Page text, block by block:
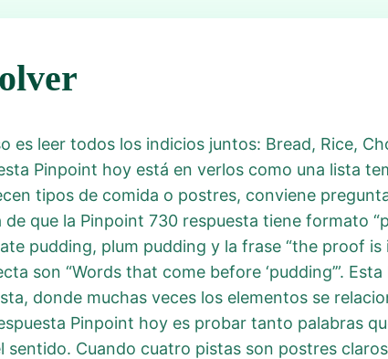
es leer todos los indicios juntos: Bread, Rice,
Pinpoint hoy está en verlos como una lista
tipos de comida o postres, conviene
que la Pinpoint 730 respuesta tiene formato
pudding, plum pudding y la frase “the proof
son “Words that come before ‘pudding’”.
donde muchas veces los elementos se
Pinpoint hoy es probar tanto palabras
Cuando cuatro pistas son postres